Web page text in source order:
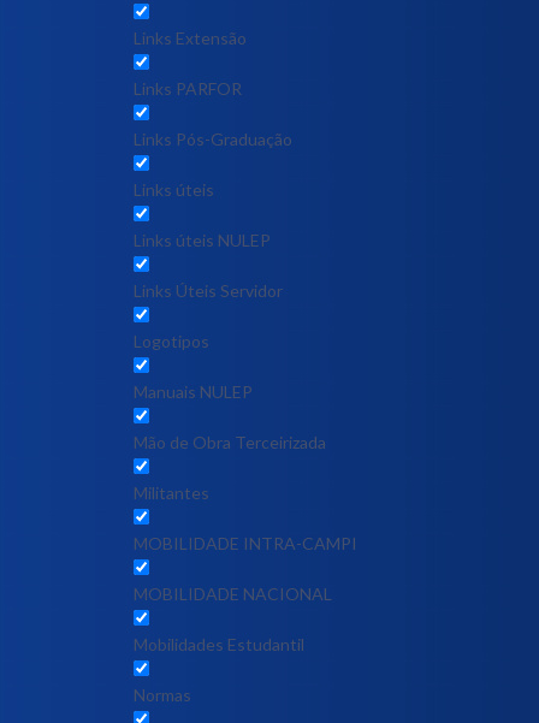
Links Extensão
Links PARFOR
Links Pós-Graduação
Links úteis
Links úteis NULEP
Links Úteis Servidor
Logotipos
Manuais NULEP
Mão de Obra Terceirizada
Militantes
MOBILIDADE INTRA-CAMPI
MOBILIDADE NACIONAL
Mobilidades Estudantil
Normas